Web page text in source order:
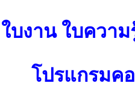
ใบงาน ใบควา
โปรแกรมค